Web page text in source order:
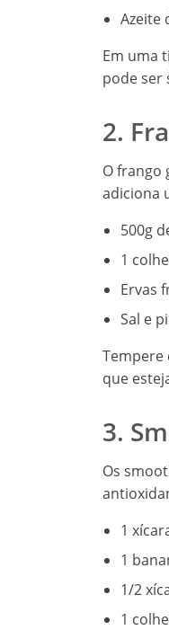
Azeite
Em uma
pode ser
2.
O frango
adiciona
500g
1
Ervas
Sal e
Tempere
que
3.
Os
1
1
1/2
1